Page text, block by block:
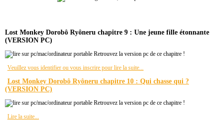
Lost Monkey Dorobô Ryôneru chapitre 9 : Une jeune fille étonnante
(VERSION PC)
Retrouvez la version pc de ce chapitre !
Veuillez vous identifier ou vous inscrire pour lire la suite...
Lost Monkey Dorobô Ryôneru chapitre 10 : Qui chasse qui ?
(VERSION PC)
Retrouvez la version pc de ce chapitre !
Lire la suite...